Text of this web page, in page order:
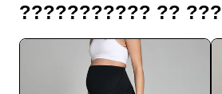
??????????? ?? ???